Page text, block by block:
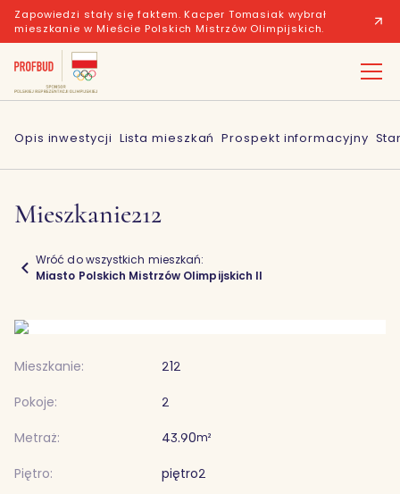
Zapowiedzi stały się faktem. Kacper Tomasiak wybrał
mieszkanie w Mieście Polskich Mistrzów Olimpijskich.
Opis inwestycji Lista mieszkań Prospekt informacyjny
Mieszkanie212
Wróć do wszystkich mieszkań:
Miasto Polskich Mistrzów Olimpijskich II
Mieszkanie:
212
Pokoje:
2
Metraż:
43.90m²
Piętro: piętro2